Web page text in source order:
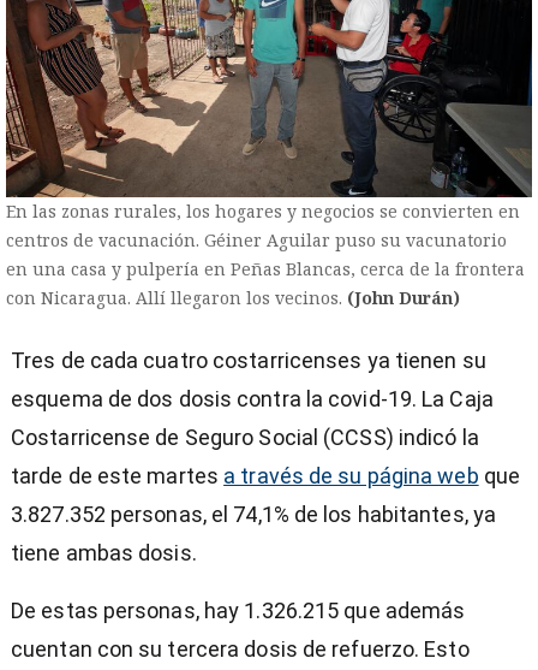
En las zonas rurales, los hogares y negocios se convierten en
centros de vacunación. Géiner Aguilar puso su vacunatorio
en una casa y pulpería en Peñas Blancas, cerca de la frontera
con Nicaragua. Allí llegaron los vecinos. (John Durán)
Tres de cada cuatro costarricenses ya tienen su
esquema de dos dosis contra la covid-19. La Caja
Costarricense de Seguro Social (CCSS) indicó la
tarde de este martes a través de su página web que
3.827.352 personas, el 74,1% de los habitantes, ya
tiene ambas dosis.
De estas personas, hay 1.326.215 que además
cuentan con su tercera dosis de refuerzo. Esto